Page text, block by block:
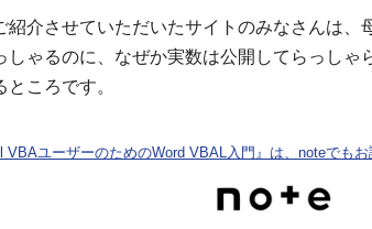
紹介させていただいたサイトのみなさんは、
しゃるのに、なぜか実数は公開してらっしゃ
ところです。
ユーザーのためのWord VBAL入門』は、noteでも